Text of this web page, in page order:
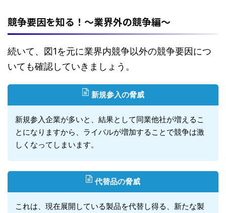
競争要因を知る！～業界外の競争編～
続いて、図1を元に業界内競争以外の競争要因につ
いても確認していきましょう。
新規参入の脅威
新規参入企業が多いと、結果として同業他社が増えるこ
とになりますから、ライバルが増加することで競争は激
しくなってしまいます。
代替品の脅威
これは、現在展開している製品を代替し得る、新たな製